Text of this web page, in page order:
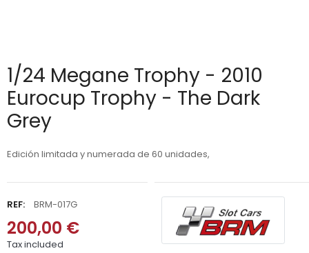
1/24 Megane Trophy - 2010
Eurocup Trophy - The Dark
Grey
Edición limitada y numerada de 60 unidades,
REF: BRM-017G
200,00 €
Tax included